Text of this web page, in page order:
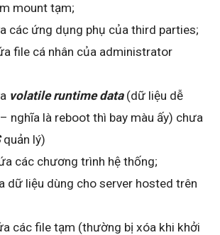
mount tạm;
các ứng dụng phụ của third parties;
file cá nhân của administrator
volatile runtime data(dữ liệu dễ
– nghĩa là reboot thì bay màu ấy) chưa
quản lý)
các chương trình hệ thống;
dữ liệu dùng cho server hosted trên
các file tạm (thường bị xóa khi khởi